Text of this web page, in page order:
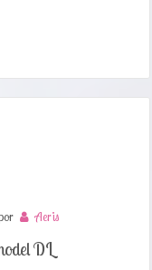
Aeris
DL